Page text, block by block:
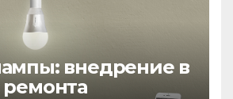
внедрение в
ремонта